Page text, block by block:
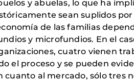
y abuelas, lo que ha
sean suplidos por
de las familias
y microfundios. En el
cuatro vienen
el proceso y se pueden
cuanto al mercado, sólo tres